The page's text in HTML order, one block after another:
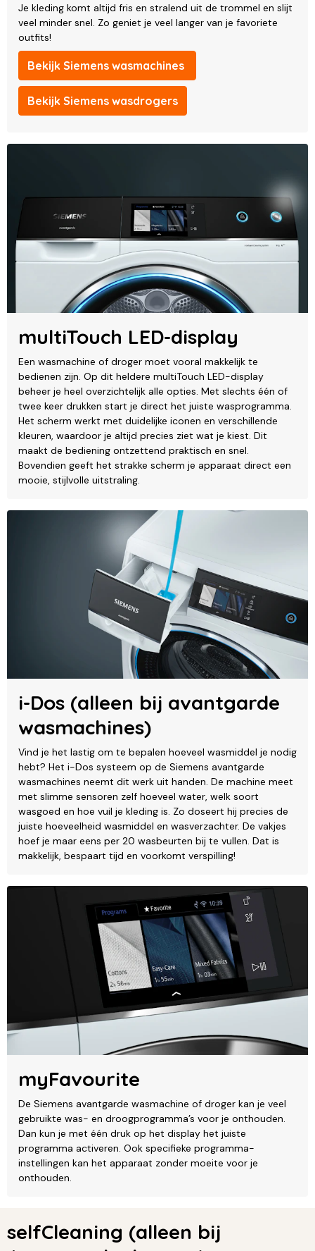
Je kleding komt altijd fris en stralend uit de trommel en slijt
veel minder snel. Zo geniet je veel langer van je favoriete
outfits!
Bekijk Siemens wasmachines
Bekijk Siemens wasdrogers
multiTouch LED-display
Een wasmachine of droger moet vooral makkelijk te
bedienen zijn. Op dit heldere multiTouch LED-display
beheer je heel overzichtelijk alle opties. Met slechts één of
twee keer drukken start je direct het juiste wasprogramma.
Het scherm werkt met duidelijke iconen en verschillende
kleuren, waardoor je altijd precies ziet wat je kiest. Dit
maakt de bediening ontzettend praktisch en snel.
Bovendien geeft het strakke scherm je apparaat direct een
mooie, stijlvolle uitstraling.
i-Dos (alleen bij avantgarde
wasmachines)
Vind je het lastig om te bepalen hoeveel wasmiddel je nodig
hebt? Het i-Dos systeem op de Siemens avantgarde
wasmachines neemt dit werk uit handen. De machine meet
met slimme sensoren zelf hoeveel water, welk soort
wasgoed en hoe vuil je kleding is. Zo doseert hij precies de
juiste hoeveelheid wasmiddel en wasverzachter. De vakjes
hoef je maar eens per 20 wasbeurten bij te vullen. Dat is
makkelijk, bespaart tijd en voorkomt verspilling!
myFavourite
De Siemens avantgarde wasmachine of droger kan je veel
gebruikte was- en droogprogramma’s voor je onthouden.
Dan kun je met één druk op het display het juiste
programma activeren. Ook specifieke programma-
instellingen kan het apparaat zonder moeite voor je
onthouden.
selfCleaning (alleen bij